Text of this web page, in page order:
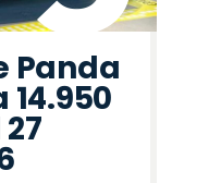
Panda